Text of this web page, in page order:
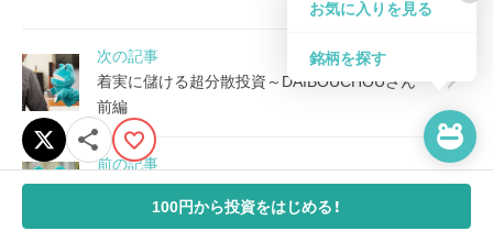
次の記事
着実に儲ける超分散投資～DAIBOUCHOUさん
前編
前の記事
成長株×配当株で資産4億円超～www9945さん
100円から投資をはじめる！
お気に入りを見る
銘柄を探す